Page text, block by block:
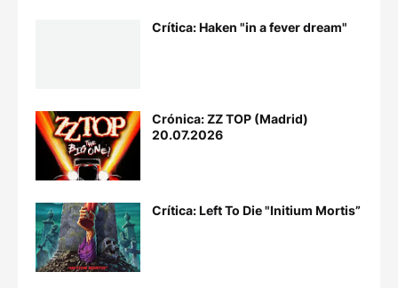
Crítica: Haken "in a fever dream"
Crónica: ZZ TOP (Madrid)
20.07.2026
Crítica: Left To Die "Initium Mortis”